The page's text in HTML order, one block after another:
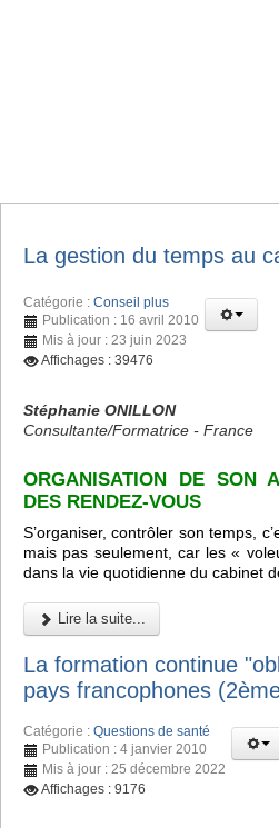
La gestion du temps au
Catégorie : Conseil plus
Publication : 16 avril 2010
Mis à jour : 23 juin 2023
Affichages : 39476
Stéphanie ONILLON
Consultante/Formatrice - France
ORGANISATION DE SON
DES RENDEZ-VOUS
S’organiser, contrôler son temps,
mais pas seulement, car les «
dans la vie quotidienne du cabinet
Lire la suite...
La formation continue
pays francophones
Catégorie : Questions de santé
Publication : 4 janvier 2010
Mis à jour : 25 décembre 2022
Affichages : 9176